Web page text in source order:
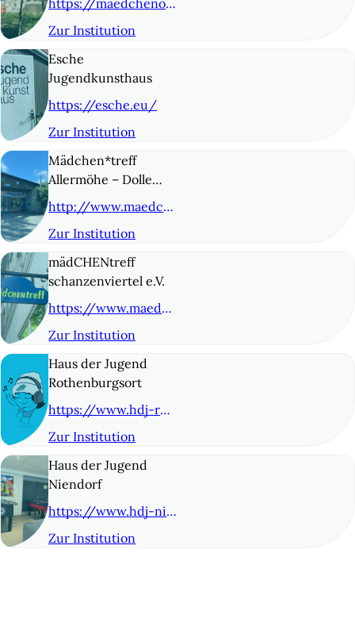
© 5
https://maedchenoase.org/
Zur Institution
© 6
Esche
Jugendkunsthaus
https://esche.eu/
Zur Institution
© 7
Mädchen*treff
Allermöhe – Dolle
Deerns* e.V.
http://www.maedchentreff-allermoehe.de/
Zur Institution
© 8
mädCHENtreff
schanzenviertel e.V.
https://www.maedchentreff-schanze.de/
Zur Institution
© 9
Haus der Jugend
Rothenburgsort
https://www.hdj-rothenburgsort.de/
Zur Institution
Haus der Jugend
Niendorf
https://www.hdj-niendorf.de
Zur Institution